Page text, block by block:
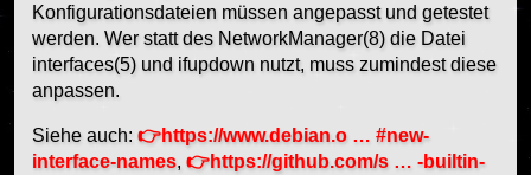
Konfigurationsdateien müssen angepasst und getestet
werden. Wer statt des NetworkManager(8) die Datei
interfaces(5) und ifupdown nutzt, muss zumindest diese
anpassen.
Siehe auch:
https://www.debian.o … #new-
interface-names,
https://github.com/s … -builtin-